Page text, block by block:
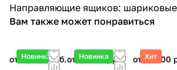
Направляющие ящиков: шариковые
Вам также может понравиться
Новинка
от 21 950 руб.
Новинка
от 17 950 руб.
Хит
от 22 500